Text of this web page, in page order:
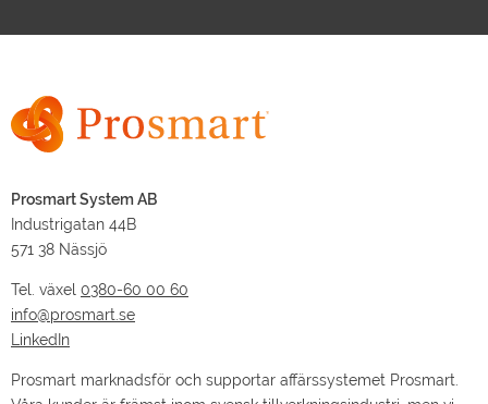
Prosmart System AB
Industrigatan 44B
571 38 Nässjö
Tel. växel 0380-60 00 60
info@prosmart.se
LinkedIn
Prosmart marknadsför och supportar affärssystemet Prosmart.